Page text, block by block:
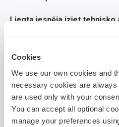
Cookies
We use our own cookies and
necessary cookies are
are used only with your
You can accept all optional
manage your preferences
Liegta iespēja iziet tehnisko
satiksmes drošības direkcijai
transportlīdzekļa tehniskās
transportlīdzekļa īpašnieka
obligātās apdrošināšanas
transportlīdzeklis nav